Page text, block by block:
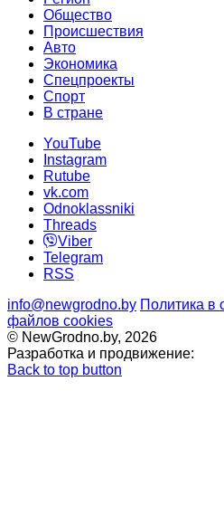
Общество
Происшествия
Авто
Экономика
Спецпроекты
Cпорт
В стране
YouTube
Instagram
Rutube
vk.com
Odnoklassniki
Threads
Viber
Telegram
RSS
info@newgrodno.by Политика в
файлов cookies
© NewGrodno.by, 2026
Разработка и продвижение:
Back to top button